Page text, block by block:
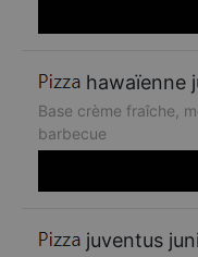
hawaïenne
Base crème fraîche,
barbecue
juventus